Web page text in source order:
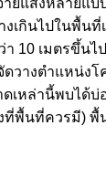
สงหลายแบบ
เกินไปในพื้น
10 เมตรขึ้นไ
วางตำแหน่งโ
เหล่านี้พบได้
ที่พื้นที่ควรมี)